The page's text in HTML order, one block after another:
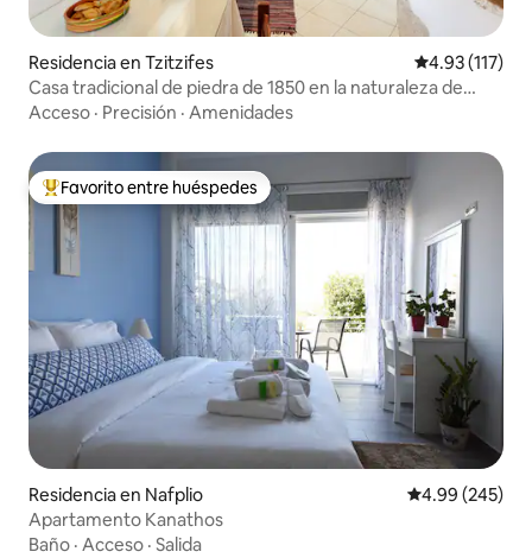
Residencia en Tzitzifes Calificación
4.93 (117)
Casa tradicional de piedra de 1850 en la naturaleza de
Chania
Acceso · Precisión · Amenidades
De los mejores en Favorito entre huéspedes
Favorito entre huéspedes
Residencia en Nafplio Calificación
4.99 (245)
Apartamento Kanathos
Baño · Acceso · Salida